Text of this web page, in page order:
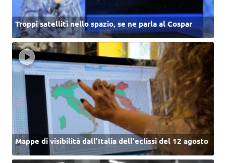
Troppi satelliti nello spazio, se ne parla al Cospar
Mappe di visibilità dall’Italia dell'eclissi del 12 agosto